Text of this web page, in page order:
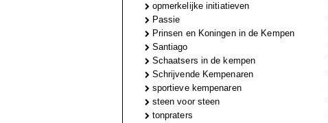
opmerkelijke initiatieven
Passie
Prinsen en Koningen in de Kempen
Santiago
Schaatsers in de kempen
Schrijvende Kempenaren
sportieve kempenaren
steen voor steen
tonpraters